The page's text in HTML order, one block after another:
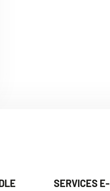
SERVICES E-